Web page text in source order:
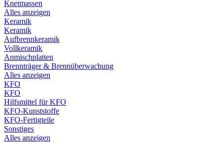
Knetmassen
Alles anzeigen
Keramik
Keramik
Aufbrennkeramik
Vollkeramik
Anmischplatten
Brennträger & Brennüberwachung
Alles anzeigen
KFO
KFO
Hilfsmittel für KFO
KFO-Kunststoffe
KFO-Fertigteile
Sonstiges
Alles anzeigen